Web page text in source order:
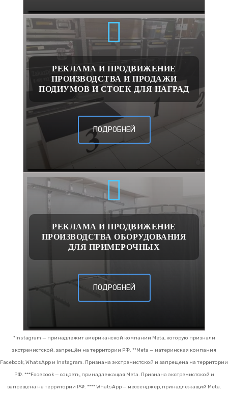
РЕКЛАМА И ПРОДВИЖЕНИЕ
ПРОИЗВОДСТВА И ПРОДАЖИ
ПОДИУМОВ И СТОЕК ДЛЯ НАГРАД
ПОДРОБНЕЙ
РЕКЛАМА И ПРОДВИЖЕНИЕ
ПРОИЗВОДСТВА ОБОРУДОВАНИЯ
ДЛЯ ПРИМЕРОЧНЫХ
ПОДРОБНЕЙ
*Instagram — принадлежит американской компании Meta, которую признали
экстремистской, запрещён на территории РФ. **Meta — материнская компания
Facebook, WhatsApp и Instagram. Признана экстремистской и запрещена на территории
РФ. ***Facebook — соцсеть, принадлежащая Meta. Признана экстремистской и
запрещена на территории РФ. **** WhatsApp — мессенджер, принадлежащий Meta.